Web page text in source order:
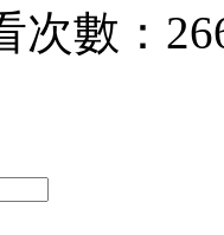
次數：